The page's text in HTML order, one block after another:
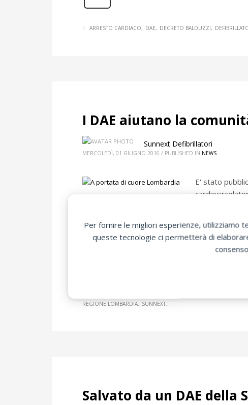
Per fornire le migliori esperienze, utilizziamo
queste tecnologie ci permetterà di
ARRESTO CARDIACO DAE DECRETO BALDUZZI
I DAE aiutano la
Sunnext Defibrillatori
MERCOLEDÌ, 01 GIUGNO 2016 / PUBLISHED IN NEWS
E' stato
conseguente ricovero in ospedale, sono stati
semiautomatico e l'intervento dei cittadini in
REGIONE LOMBARDIA
SUNNEXT
Salvato da un DAE della